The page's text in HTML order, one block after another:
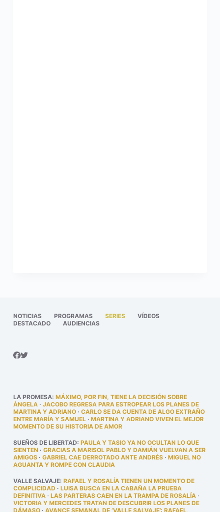
NOTICIAS PROGRAMAS SERIES
VÍDEOS
DESTACADO
AUDIENCIAS
LA PROMESA: MÁXIMO, POR FIN, TIENE LA DECISIÓN SOBRE
ÁNGELA· JACOBO REGRESA PARA ESTROPEAR LOS PLANES DE
MARTINA Y ADRIANO· CARLO SE DA CUENTA DE ALGO EXTRAÑO
ENTRE MARÍA Y SAMUEL· MARTINA Y ADRIANO VIVEN EL MEJOR
MOMENTO DE SU HISTORIA DE AMOR
SUEÑOS DE LIBERTAD: PAULA Y TASIO YA NO OCULTAN LO QUE
SIENTEN · GRACIAS A MARISOL PABLO Y DAMIÁN VUELVAN A SER
AMIGOS· GABRIEL CAE DERROTADO ANTE ANDRÉS· MIGUEL NO
AGUANTA Y ROMPE CON CLAUDIA
VALLE SALVAJE: RAFAEL Y ROSALÍA TIENEN UN MOMENTO DE
COMPLICIDAD · LUISA BUSCA EN LA CABAÑA LA PRUEBA
DEFINITIVA· LAS PARTERAS CAEN EN LA TRAMPA DE ROSALÍA·
VICTORIA Y MERCEDES TRATAN DE DESCUBRIR LOS PLANES DE
DÁMASO· AVANCE SEMANAL DE ‘VALLE SALVAJE’: RAFAEL,